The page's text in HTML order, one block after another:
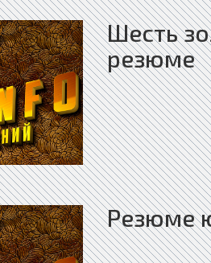
Шесть
резюме
Резюме